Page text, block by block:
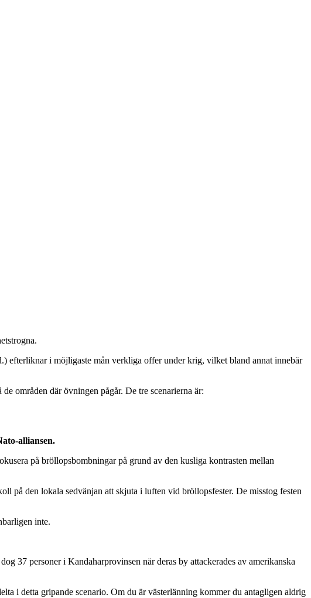
i möjligaste mån verkliga offer under krig, vilket bland annat innebär
områden där övningen pågår. De tre scenarierna är:
alliansen.
på bröllopsbombningar på grund av den kusliga kontrasten mellan
på den lokala sedvänjan att skjuta i luften vid bröllopsfester. De misstog festen
inte.
37 personer i Kandaharprovinsen när deras by attackerades av amerikanska
i detta gripande scenario. Om du är västerlänning kommer du antagligen aldrig